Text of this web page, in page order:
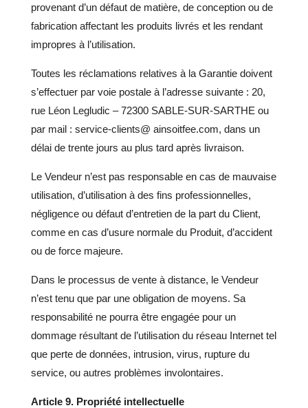
provenant d’un défaut de matière, de conception ou de
fabrication affectant les produits livrés et les rendant
impropres à l’utilisation.
Toutes les réclamations relatives à la Garantie doivent
s’effectuer par voie postale à l’adresse suivante : 20,
rue Léon Legludic – 72300 SABLE-SUR-SARTHE ou
par mail : service-clients@ ainsoitfee.com, dans un
délai de trente jours au plus tard après livraison.
Le Vendeur n’est pas responsable en cas de mauvaise
utilisation, d’utilisation à des fins professionnelles,
négligence ou défaut d’entretien de la part du Client,
comme en cas d’usure normale du Produit, d’accident
ou de force majeure.
Dans le processus de vente à distance, le Vendeur
n’est tenu que par une obligation de moyens. Sa
responsabilité ne pourra être engagée pour un
dommage résultant de l’utilisation du réseau Internet tel
que perte de données, intrusion, virus, rupture du
service, ou autres problèmes involontaires.
Article 9. Propriété intellectuelle